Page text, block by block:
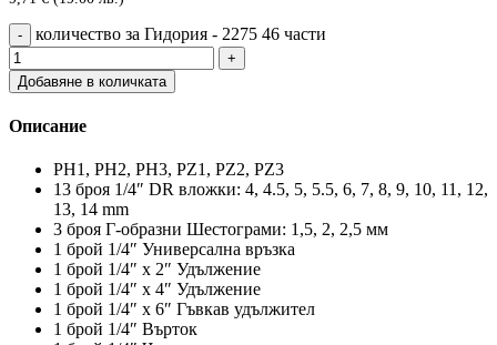
количество за Гидория - 2275 46 части
Добавяне в количката
Описание
РН1, РН2, РН3, РZ1, РZ2, РZ3
13 броя 1/4″ DR вложки: 4, 4.5, 5, 5.5, 6, 7, 8, 9, 10, 11, 12,
13, 14 mm
3 броя Г-образни Шестограми: 1,5, 2, 2,5 мм
1 брой 1/4″ Универсална връзка
1 брой 1/4″ x 2″ Удължение
1 брой 1/4″ x 4″ Удължение
1 брой 1/4″ х 6″ Гъвкав удължител
1 брой 1/4″ Върток